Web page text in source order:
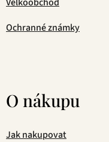
Ochranné známky
O nákupu
Jak nakupovat